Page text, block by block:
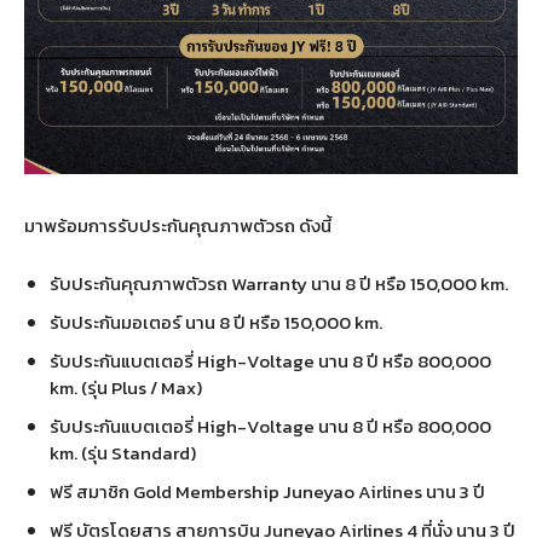
มาพร้อมการรับประกันคุณภาพตัวรถ ดังนี้
รับประกันคุณภาพตัวรถ Warranty นาน 8 ปี หรือ 150,000 km.
รับประกันมอเตอร์ นาน 8 ปี หรือ 150,000 km.
รับประกันแบตเตอรี่ High-Voltage นาน 8 ปี หรือ 800,000
km. (รุ่น Plus / Max)
รับประกันแบตเตอรี่ High-Voltage นาน 8 ปี หรือ 800,000
km. (รุ่น Standard)
ฟรี สมาชิก Gold Membership Juneyao Airlines นาน 3 ปี
ฟรี บัตรโดยสาร สายการบิน Juneyao Airlines 4 ที่นั่ง นาน 3 ปี